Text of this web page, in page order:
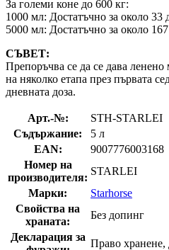
За големи коне до 600 кг:
1000 мл: Достатъчно за около 33
5000 мл: Достатъчно за около
СЪВЕТ:
Препоръчва се да се дава
на няколко етапа през първата
дневната доза.
Арт.-№:
STH-STARLEI
Съдържание:
5 л
EAN:
9007776003168
Номер на
производителя:
STARLEI
Марки:
Starhorse
Свойства на
храната:
Без допинг
Декларация за
Право хранене,